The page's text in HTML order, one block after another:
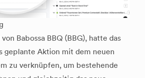
Babossa BBQ (BBG), hatte das
geplante Aktion mit dem neuen
zu verknüpfen, um bestehende